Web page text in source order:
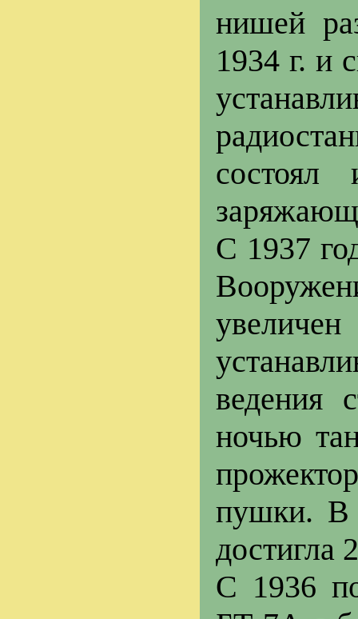
нишей
1934 г. и
С 1937
ведения
ночью
пушки. В
достигла
С 1936